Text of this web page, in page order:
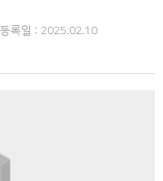
등록일 : 2025.02.10